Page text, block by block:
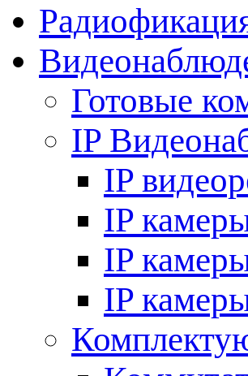
Готовые
IP
IP
IP
IP
IP